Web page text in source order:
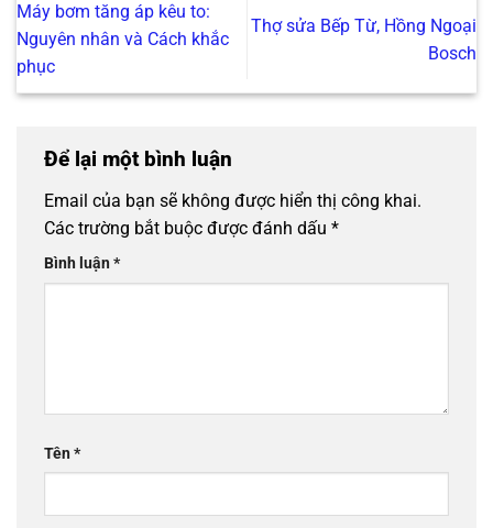
Máy bơm tăng áp kêu to:
Nguyên nhân và Cách khắc
phục
Thợ sửa Bếp Từ, Hồng Ngoại
Bosch
Để lại một bình luận
Email của bạn sẽ không được hiển thị công khai.
Các trường bắt buộc được đánh dấu *
Bình luận*
Tên*